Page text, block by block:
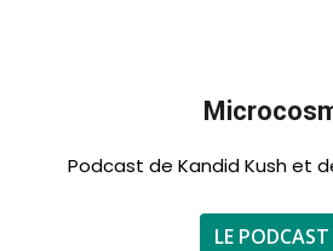
Podcast de Kandid Kush et
LE PODCAST